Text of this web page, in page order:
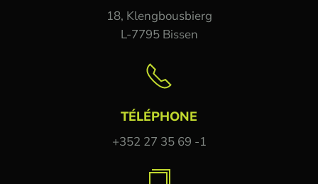
18, Klengbousbierg
L-7795 Bissen
TÉLÉPHONE
+352 27 35 69 -1